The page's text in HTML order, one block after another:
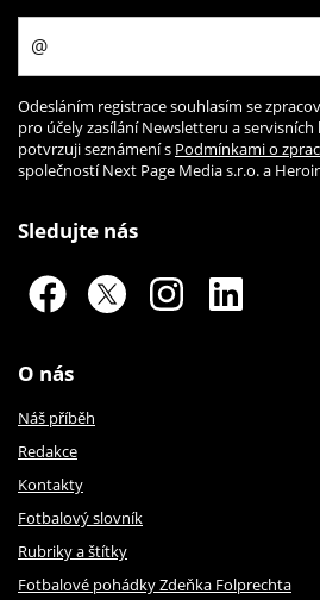
Odesláním registrace souhlasím se
pro účely zasílání Newsletteru a
potvrzuji seznámení s Podmínkami o
společností Next Page Media s.r.o. a
Sledujte nás
O nás
Náš příběh
Redakce
Kontakty
Fotbalový slovník
Rubriky a štítky
Fotbalové pohádky Zdeňka Folprechta